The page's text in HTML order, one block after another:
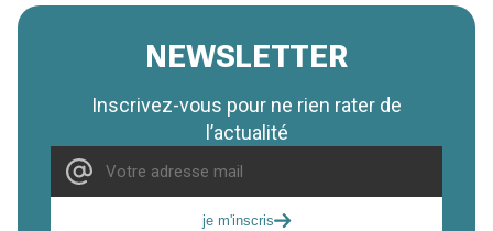
NEWSLETTER
Inscrivez-vous pour ne rien rater de
l’actualité
je m'inscris